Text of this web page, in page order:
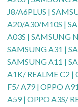
J8/A6PLUS |
A20/A30/M10S |
A03S | SAMSUNG
SAMSUNG A31 |
SAMSUNG A11 |
A1K/ REALME C2 |
F5/ A79 | OPPO
A59 | OPPO A3S/